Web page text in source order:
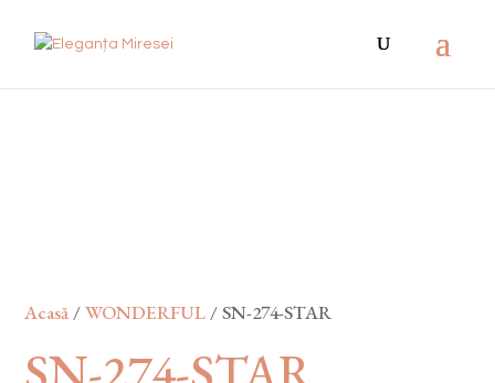
Acasă /WONDERFUL / SN-274-STAR